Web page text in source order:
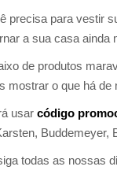
precisa para vestir
a sua casa ainda
de produtos
mostrar o que há de
usar código
Buddemeyer,
todas as nossas